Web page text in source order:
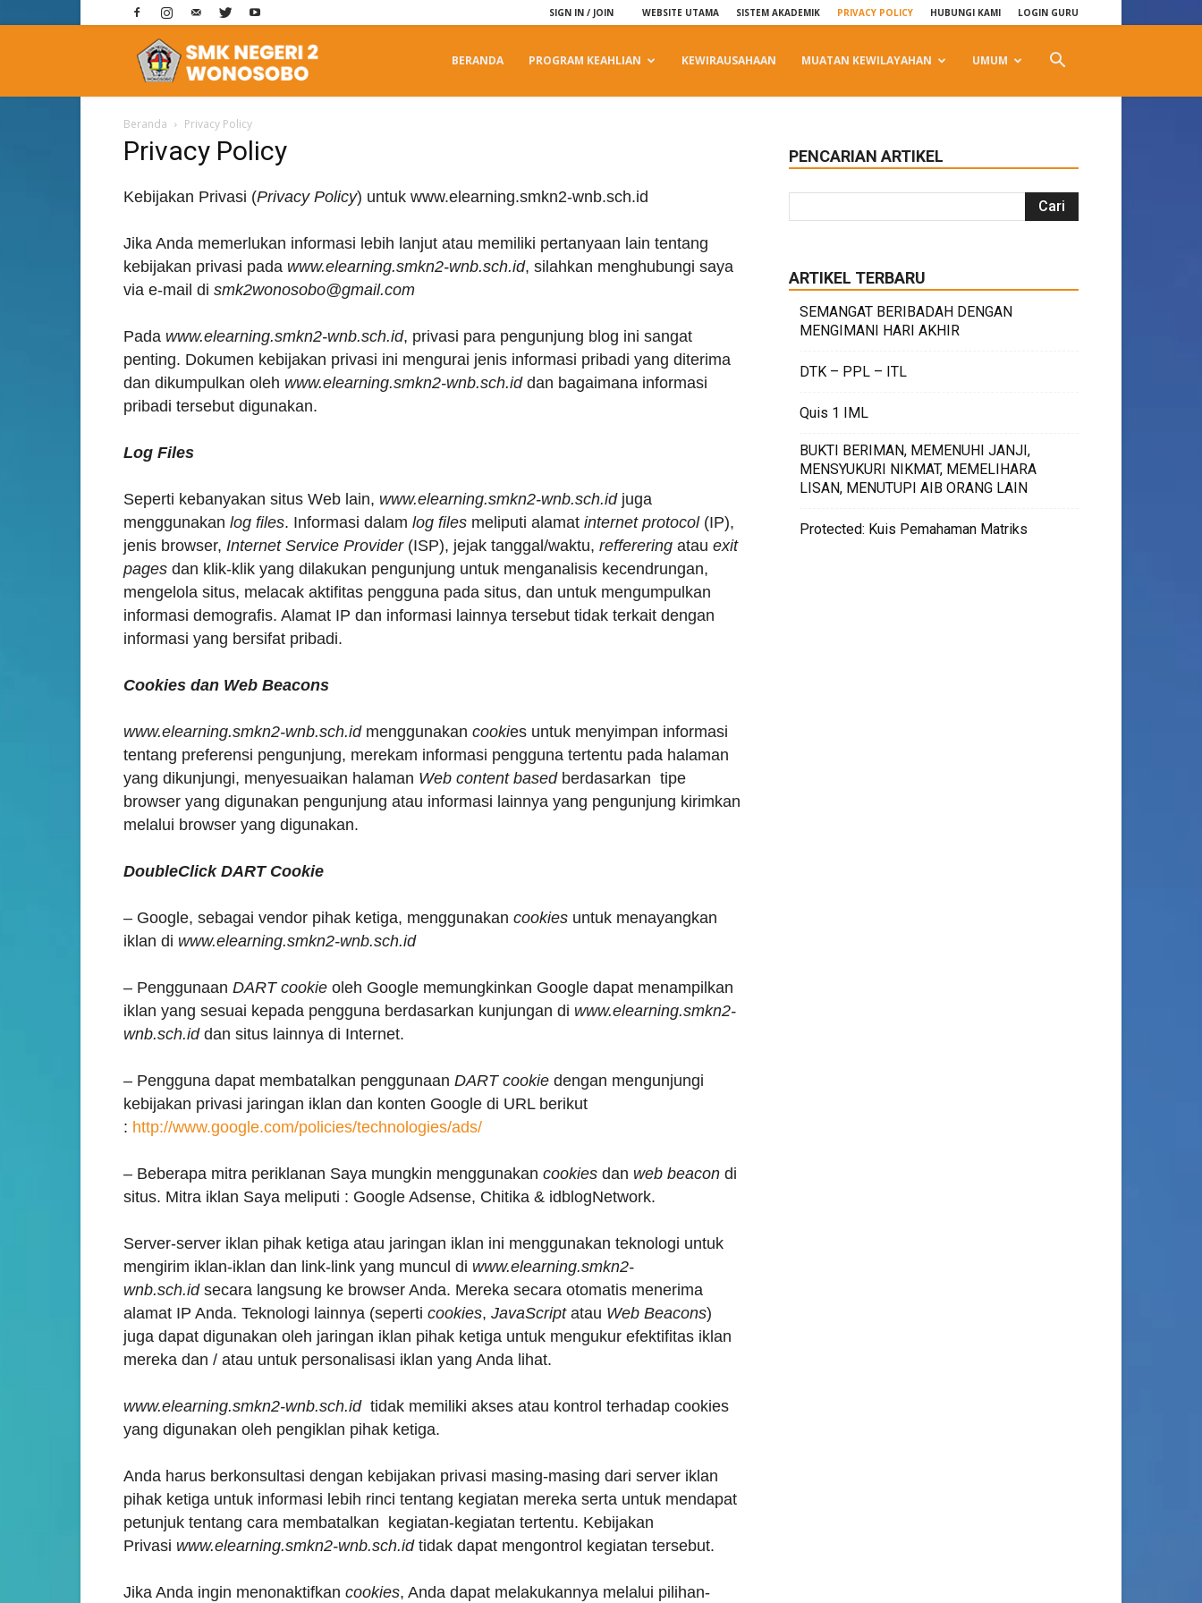
SIGN IN / JOIN WEBSITE UTAMA SISTEM AKADEMIK PRIVACY POLICY HUBUNGI KAMI LOGIN GURU
SMK
2
Wonosobo
BERANDA PROGRAM KEAHLIAN KEWIRAUSAHAAN MUATAN KEWILAYAHAN UMUM
Beranda Privacy Policy
Privacy Policy
Kebijakan Privasi (Privacy Policy) untuk www.elearning.smkn2-wnb.sch.id
Jika Anda memerlukan informasi lebih lanjut atau memiliki pertanyaan lain tentang
kebijakan privasi pada www.elearning.smkn2-wnb.sch.id, silahkan menghubungi saya
via e-mail di smk2wonosobo@gmail.com
Pada www.elearning.smkn2-wnb.sch.id, privasi para pengunjung blog ini sangat
penting. Dokumen kebijakan privasi ini mengurai jenis informasi pribadi yang diterima
dan dikumpulkan oleh www.elearning.smkn2-wnb.sch.iddan bagaimana informasi
pribadi tersebut digunakan.
Log Files
Seperti kebanyakan situs Web lain, www.elearning.smkn2-wnb.sch.idjuga
menggunakan log files. Informasi dalam log files meliputi alamat internet protocol(IP),
jenis browser, Internet Service Provider(ISP), jejak tanggal/waktu, refferering atau exit
pages dan klik-klik yang dilakukan pengunjung untuk menganalisis kecendrungan,
mengelola situs, melacak aktifitas pengguna pada situs, dan untuk mengumpulkan
informasi demografis. Alamat IP dan informasi lainnya tersebut tidak terkait dengan
informasi yang bersifat pribadi.
Cookies dan Web Beacons
www.elearning.smkn2-wnb.sch.idmenggunakan cookies untuk menyimpan informasi
tentang preferensi pengunjung, merekam informasi pengguna tertentu pada halaman
yang dikunjungi, menyesuaikan halaman Web content basedberdasarkan tipe
browser yang digunakan pengunjung atau informasi lainnya yang pengunjung kirimkan
melalui browser yang digunakan.
DoubleClick DART Cookie
– Google, sebagai vendor pihak ketiga, menggunakan cookies untuk menayangkan
iklan di www.elearning.smkn2-wnb.sch.id
– Penggunaan DART cookie oleh Google memungkinkan Google dapat menampilkan
iklan yang sesuai kepada pengguna berdasarkan kunjungan di www.elearning.smkn2-
wnb.sch.iddan situs lainnya di Internet.
– Pengguna dapat membatalkan penggunaan DART cookie dengan mengunjungi
kebijakan privasi jaringan iklan dan konten Google di URL berikut
: http://www.google.com/policies/technologies/ads/
– Beberapa mitra periklanan Saya mungkin menggunakan cookies dan web beacon di
situs. Mitra iklan Saya meliputi : Google Adsense, Chitika & idblogNetwork.
Server-server iklan pihak ketiga atau jaringan iklan ini menggunakan teknologi untuk
mengirim iklan-iklan dan link-link yang muncul di www.elearning.smkn2-
wnb.sch.idsecara langsung ke browser Anda. Mereka secara otomatis menerima
alamat IP Anda. Teknologi lainnya (seperti cookies, JavaScriptatau Web Beacons)
juga dapat digunakan oleh jaringan iklan pihak ketiga untuk mengukur efektifitas iklan
mereka dan / atau untuk personalisasi iklan yang Anda lihat.
www.elearning.smkn2-wnb.sch.idtidak memiliki akses atau kontrol terhadap cookies
yang digunakan oleh pengiklan pihak ketiga.
Anda harus berkonsultasi dengan kebijakan privasi masing-masing dari server iklan
pihak ketiga untuk informasi lebih rinci tentang kegiatan mereka serta untuk mendapat
petunjuk tentang cara membatalkan kegiatan-kegiatan tertentu. Kebijakan
Privasi www.elearning.smkn2-wnb.sch.idtidak dapat mengontrol kegiatan tersebut.
Jika Anda ingin menonaktifkan cookies, Anda dapat melakukannya melalui pilihan-
PENCARIAN ARTIKEL
ARTIKEL TERBARU
SEMANGAT BERIBADAH DENGAN
MENGIMANI HARI AKHIR
DTK – PPL – ITL
Quis 1 IML
BUKTI BERIMAN, MEMENUHI JANJI,
MENSYUKURI NIKMAT, MEMELIHARA
LISAN, MENUTUPI AIB ORANG LAIN
Protected: Kuis Pemahaman Matriks